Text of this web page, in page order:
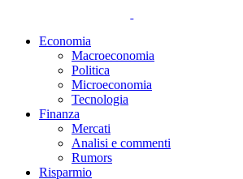
Economia
Macroeconomia
Politica
Microeconomia
Tecnologia
Finanza
Mercati
Analisi e commenti
Rumors
Risparmio